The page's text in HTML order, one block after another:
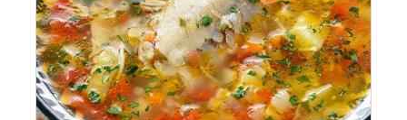
ADAUGĂ ÎN COȘ / DETALII